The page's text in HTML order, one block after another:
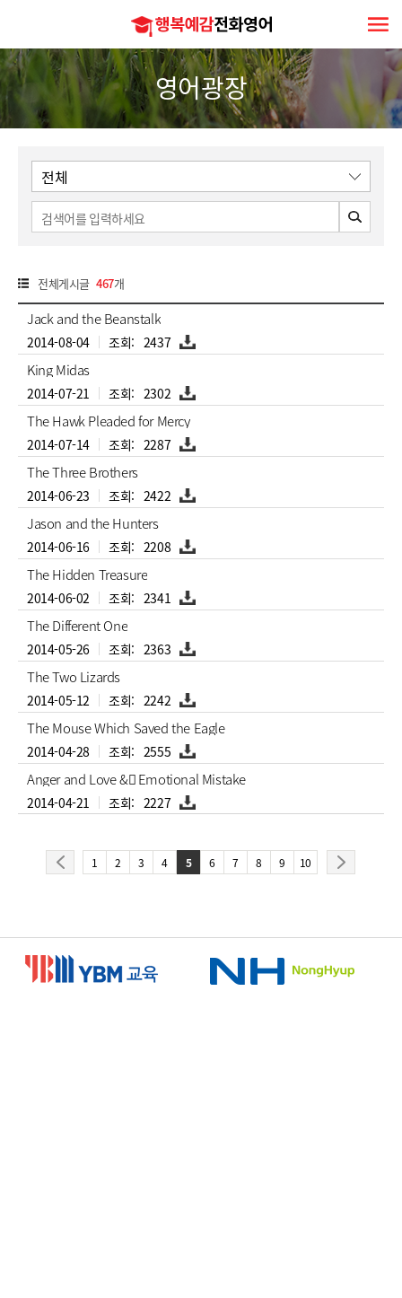
행
복
예
감
전
화
영
어
영어광장
검
색
전체게시글 467개
번
호,
제
목,
첨
부,
작
성
일,
조
회
수
정
보
공
표
Jack and the Beanstalk
2014-08-04 2437 첨
부
King Midas
2014-07-21 2302 첨
부
파
일
The Hawk Pleaded for Mercy
2014-07-14 2287 첨
부
The Three Brothers
2014-06-23 2422 첨
부
Jason and the Hunters
2014-06-16 2208 첨
부
The Hidden Treasure
2014-06-02 2341 첨
부
The Different One
2014-05-26 2363 첨
부
The Two Lizards
2014-05-12 2242 첨
부
파
일
The Mouse Which Saved the Eagle
2014-04-28 2555 첨
부
파
일
Anger and Love &񗝃 Emotional Mistake
2014-04-21 2227 첨
부
이
전 1 2 3 4 5 6 7 8 9 10 다
음